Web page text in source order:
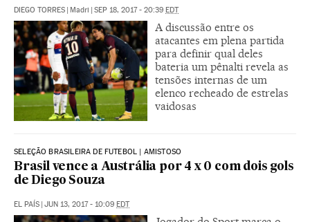
DIEGO TORRES | Madri | SEP 18, 2017 - 20:39 EDT
A discussão entre os
atacantes em plena partida
para definir qual deles
bateria um pênalti revela as
tensões internas de um
elenco recheado de estrelas
vaidosas
SELEÇÃO BRASILEIRA DE FUTEBOL | AMISTOSO
Brasil vence a Austrália por 4 x 0 com dois gols
de Diego Souza
EL PAÍS | JUN 13, 2017 - 10:09 EDT